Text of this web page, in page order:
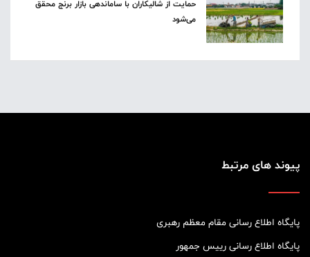
حمایت از شالیکاران با ساماندهی بازار برنج محقق
می‌شود
پیوند های مرتبط
پایگاه اطلاع رسانی مقام معظم رهبری
پایگاه اطلاع رسانی رییس جمهور